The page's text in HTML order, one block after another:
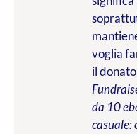
voglia
il
da 10
casuale: